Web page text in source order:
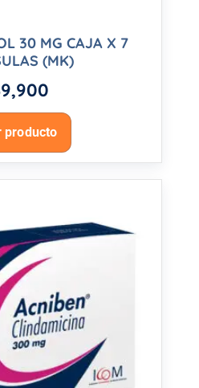
30 MG CAJA X 7
(MK)
9,900
producto